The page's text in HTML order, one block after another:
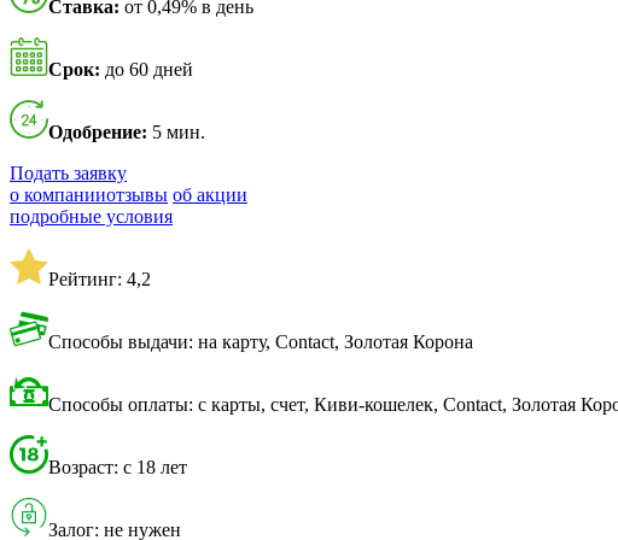
Ставка: от 0,49% в день
Срок: до 60 дней
Одобрение: 5 мин.
Подать заявку
о компанииотзывы об акции
подробные условия
Рейтинг: 4,2
Способы выдачи: на карту, Contact, Золотая Корона
Способы оплаты: с карты, счет, Киви-кошелек, Contact, Золотая
Возраст: с 18 лет
Залог: не нужен